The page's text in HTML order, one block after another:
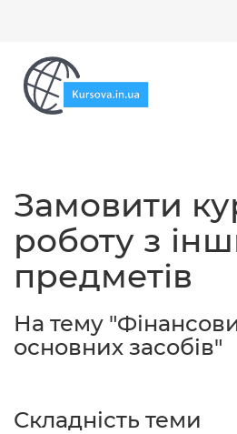
Замовити
роботу з
предметів
На тему
основних засобів"
Складність теми
Гарантії
Відгуки
Контакти